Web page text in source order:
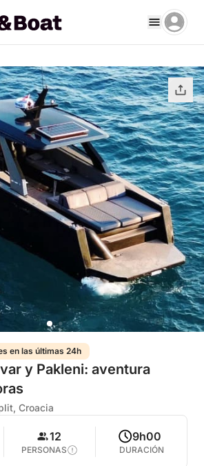
en las últimas 24h
y Pakleni: aventura
Croacia
12
PERSONAS
9h00
DURACIÓN